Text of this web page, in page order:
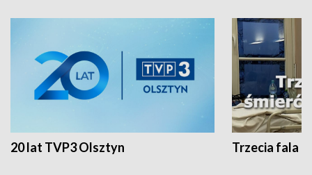
20 lat TVP3 Olsztyn Trzecia fala -